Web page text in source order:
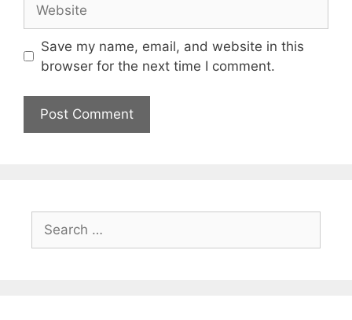
Save my name, email, and website in this
browser for the next time I comment.